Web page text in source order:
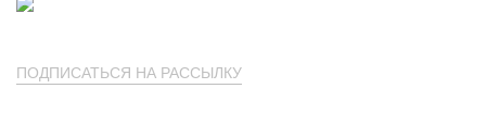
ПОДПИСАТЬСЯ НА РАССЫЛКУ